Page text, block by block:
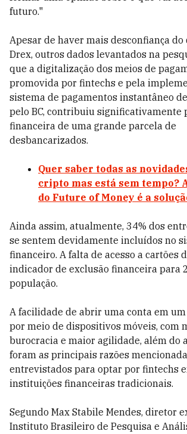
futuro."
Apesar de haver mais desconfiança do
Drex, outros dados levantados na
que a digitalização dos meios de
promovida por fintechs e pela
sistema de pagamentos instantâneo
pelo BC, contribuiu significativamente
financeira de uma grande parcela de
desbancarizados.
Quer saber todas as
cripto mas está sem tempo?
do Future of Money é a
Ainda assim, atualmente, 34% dos
se sentem devidamente incluídos no
financeiro. A falta de acesso a cartões
indicador de exclusão financeira para
população.
A facilidade de abrir uma conta em
por meio de dispositivos móveis, com
burocracia e maior agilidade, além do
foram as principais razões
entrevistados para optar por fintechs
instituições financeiras tradicionais.
Segundo Max Stabile Mendes, diretor
Instituto Brasileiro de Pesquisa e